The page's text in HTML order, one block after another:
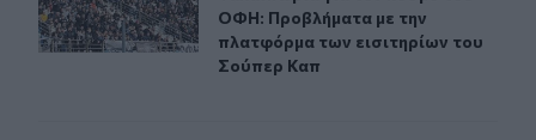
ΟΦΗ: Προβλήματα με την
πλατφόρμα των εισιτηρίων του
Σούπερ Καπ